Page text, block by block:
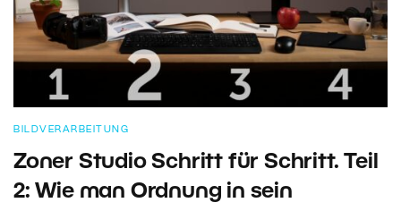
BILDVERARBEITUNG
Zoner Studio Schritt für Schritt. Teil
2: Wie man Ordnung in sein